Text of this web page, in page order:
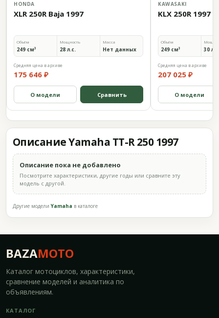
HONDA
XLR 250R Baja 1997
Объём
249 см³
Мощность
28 л.с.
Масса
Нет данных
Средняя цена в архиве
175 646 ₽
О модели Сравнить
KAWASAKI
KLX 250R 1997
Объём
249 см³ 30
Средняя цена в архиве
207 025 ₽
О модели
Описание Yamaha TT-R 250 1997
Описание пока не добавлено
Посмотрите характеристики, другие годы или сравните эту
модель с другой.
Другие моделиYamaha в каталоге
BAZAMOTO
Каталог мотоциклов, характеристики,
сравнение моделей и аналитика по
объявлениям.
КАТАЛОГ